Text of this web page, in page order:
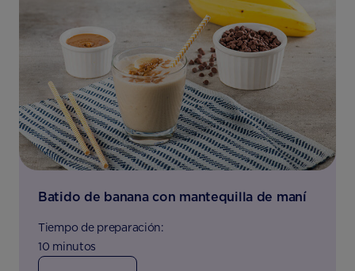
Batido de banana con mantequilla de maní
Tiempo de preparación:
10 minutos